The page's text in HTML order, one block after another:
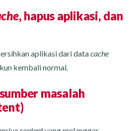
, hapus aplikasi, dan
aplikasi dari datacache
kembali normal.
masalah